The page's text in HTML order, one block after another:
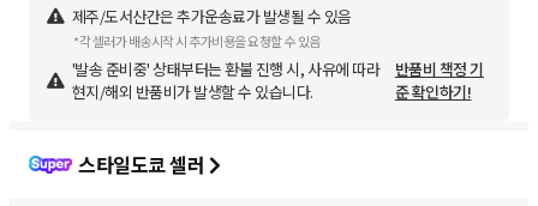
제주/도서산간은 추가운송료가 발생될 수 있음
*각 셀러가 배송시작 시 추가비용을 요청할 수 있음
'발송 준비중' 상태부터는 환불 진행 시, 사유에 따라
현지/해외 반품비가 발생할 수 있습니다.
반품비 책정 기
준 확인하기!
스타일도쿄 셀러